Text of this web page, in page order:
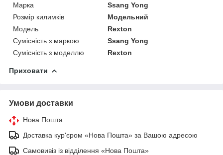
Марка
Ssang Yong
Розмір килимків
Модельний
Модель
Rexton
Сумісність з маркою
Ssang Yong
Сумісність з моделлю
Rexton
Приховати
Умови доставки
Нова Пошта
Доставка кур'єром «Нова Пошта» за Вашою адресою
Самовивіз із відділення «Нова Пошта»